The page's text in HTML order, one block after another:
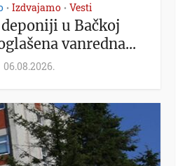
• Izdvajamo • Vesti
u Bačkoj
vanredna...
06.08.2026.